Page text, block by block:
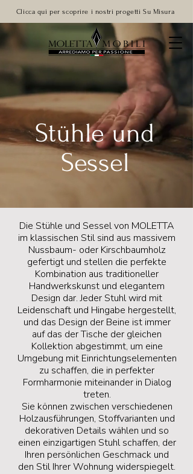
Clicca qui per scoprire i nostri progetti Su Misura
Stühle und
Sessel
Die Stühle und Sessel von MOLETTA
im klassischen Stil sind aus massivem
Nussbaum- oder Kirschbaumholz
gefertigt und stellen die perfekte
Kombination aus traditioneller
Handwerkskunst und elegantem
Design dar. Jeder Stuhl wird mit
Leidenschaft und Hingabe hergestellt,
und das Design der Beine ist immer
auf das der Tische der gleichen
Kollektion abgestimmt, um eine
Umgebung mit Einrichtungselementen
zu schaffen, die in perfekter
Formharmonie miteinander in Dialog
treten.
Sie können zwischen verschiedenen
Holzausführungen, Stoffvarianten und
dekorativen Details wählen und so
einen einzigartigen Stuhl schaffen, der
Ihren persönlichen Geschmack und
den Stil Ihrer Wohnung widerspiegelt.